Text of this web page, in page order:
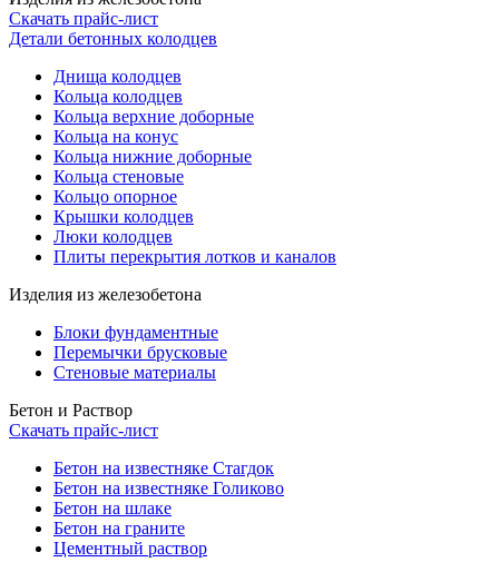
Скачать прайс-лист
Детали бетонных колодцев
Днища колодцев
Кольца колодцев
Кольца верхние доборные
Кольца на конус
Кольца нижние доборные
Кольца стеновые
Кольцо опорное
Крышки колодцев
Люки колодцев
Плиты перекрытия лотков и каналов
Изделия из железобетона
Блоки фундаментные
Перемычки брусковые
Стеновые материалы
Бетон и Раствор
Скачать прайс-лист
Бетон на известняке Стагдок
Бетон на известняке Голиково
Бетон на шлаке
Бетон на граните
Цементный раствор